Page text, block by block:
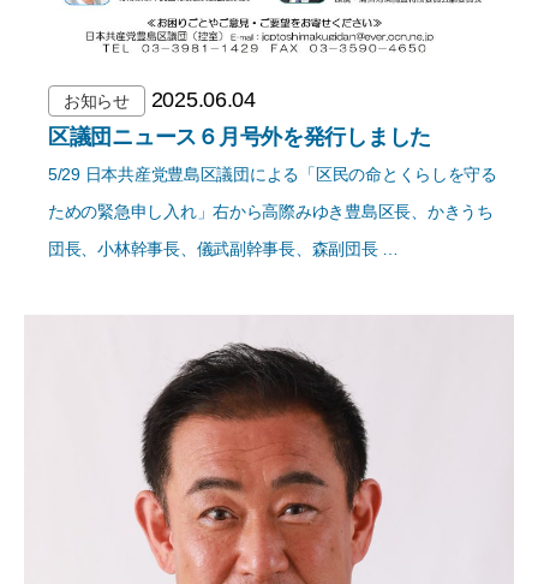
お知らせ
2025.06.04
区議団ニュース６月号外を発行しました
5/29 日本共産党豊島区議団による「区民の命とくらしを守る
ための緊急申し入れ」右から高際みゆき豊島区長、かきうち
団長、小林幹事長、儀武副幹事長、森副団長 …